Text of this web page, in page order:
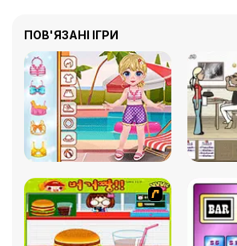
ПОВ'ЯЗАНІ ІГРИ